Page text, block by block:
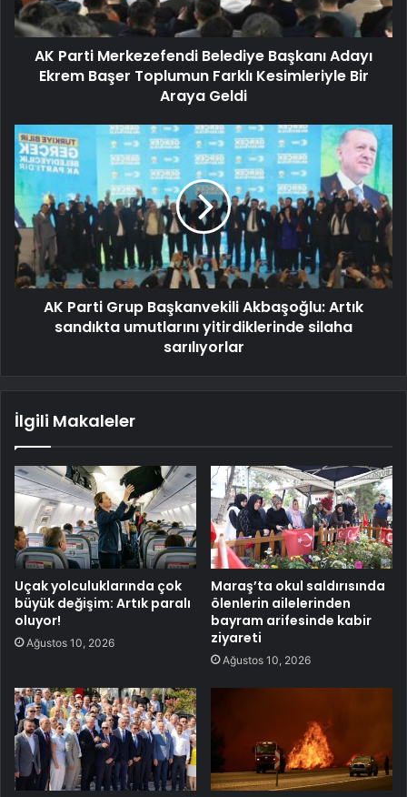
AK Parti Merkezefendi Belediye Başkanı Adayı
Ekrem Başer Toplumun Farklı Kesimleriyle Bir
Araya Geldi
AK Parti Grup Başkanvekili Akbaşoğlu: Artık
sandıkta umutlarını yitirdiklerinde silaha
sarılıyorlar
İlgili Makaleler
Uçak yolculuklarında çok
büyük değişim: Artık paralı
oluyor!
Ağustos 10, 2026
Maraş’ta okul saldırısında
ölenlerin ailelerinden
bayram arifesinde kabir
ziyareti
Ağustos 10, 2026